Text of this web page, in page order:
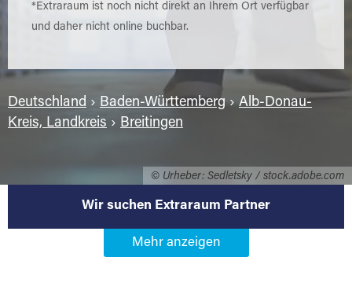
© Urheber: Sedletsky / stock.adobe.com
*Extraraum ist noch nicht direkt an Ihrem Ort verfügbar
und daher nicht online buchbar.
Deutschland › Baden-Württemberg› Alb-Donau-
Kreis, Landkreis › Breitingen
Wir suchen Extraraum Partner
Werden Sie Extraraum Partner in